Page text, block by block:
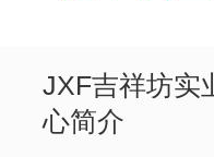
JXF吉祥坊实
心简介